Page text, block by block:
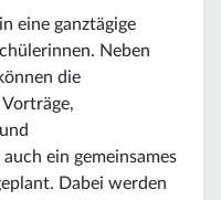
eine ganztägige
Neben
die
ein gemeinsames
Dabei werden